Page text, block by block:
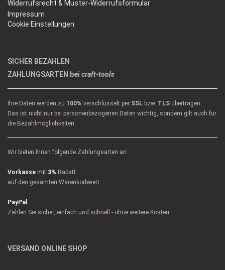
Widerrufsrecht & Muster-Widerrufsformular
Impressum
Cookie Einstellungen
SICHER BEZAHLEN
ZAHLUNGSARTEN bei craft-tools
Ihre Daten werden zu 100% verschlüsselt per SSL bzw. TLS übertragen.
Das ist nicht nur bei personenbezogenen Daten wichtig, sondern gilt auch für
die Bezahlmöglichkeiten.
Wir bieten Ihnen folgende Zahlungsarten an:
Vorkasse mit 3% Rabatt
auf den gesamten Warenkorbwert
PayPal
Zahlen Sie sicher, einfach und schnell - ohne weitere Kosten
VERSAND ONLINE SHOP